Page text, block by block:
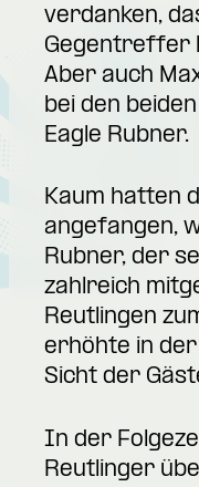
verdanken,
Gegentreffer
Aber auch
bei den
Eagle Rubner.
Kaum hatten
angefangen,
Rubner, der
zahlreich
Reutlingen
erhöhte in der
Sicht der
In der
Reutlinger